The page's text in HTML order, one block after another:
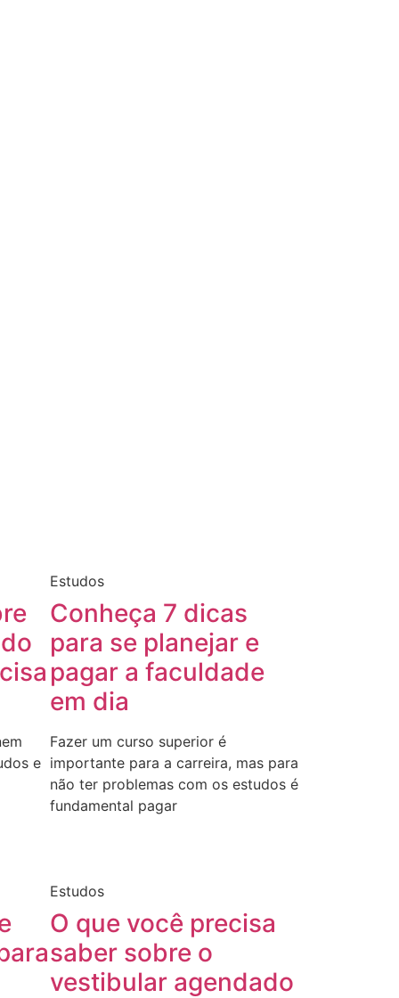
e
Estudos
Conheça 7 dicas
para se planejar e
pagar a faculdade
em dia
Fazer um curso superior é
importante para a carreira, mas para
não ter problemas com os estudos é
fundamental pagar
Estudos
O que você precisa
saber sobre o
vestibular agendado